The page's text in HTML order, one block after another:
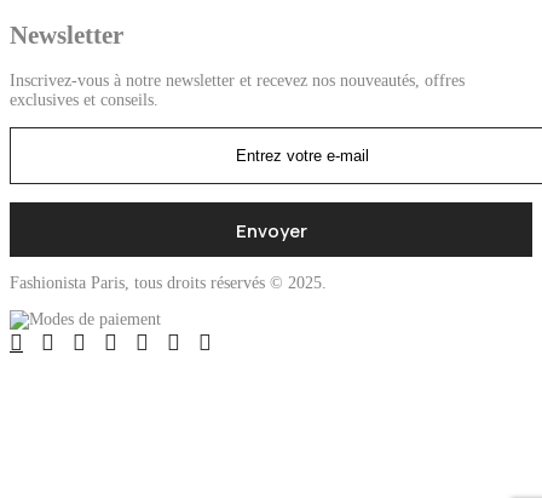
Newsletter
Inscrivez-vous à notre newsletter et recevez nos nouveautés, offres
exclusives et conseils.
Fashionista Paris, tous droits réservés © 2025.